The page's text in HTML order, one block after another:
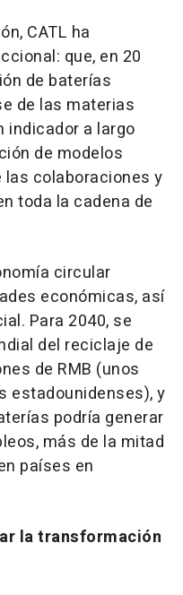
CATL ha
que, en 20
de baterías
de las materias
indicador a largo
de modelos
colaboraciones y
toda la cadena de
circular
económicas, así
Para 2040, se
del reciclaje de
de RMB (unos
estadounidenses), y
podría generar
más de la mitad
países en
la transformación